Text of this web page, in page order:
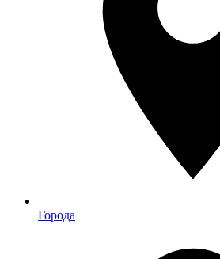
Города